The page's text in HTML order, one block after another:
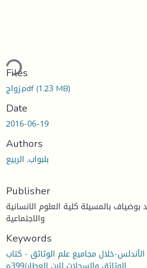
Files
زواج.pdf(1.23 MB)
Date
2016-06-19
Authors
بلبواب, الربیع
Publisher
بالمسيلة كلية العلوم الانسانية
والاجتماعية
Keywords
خلال مجامیع علم الوثائق - كتاب